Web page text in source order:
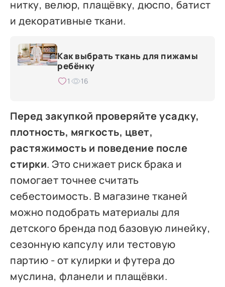
нитку, велюр, плащёвку, дюспо, батист
и декоративные ткани.
Как выбрать ткань для пижамы
ребёнку
1 16
Перед закупкой проверяйте усадку,
плотность, мягкость, цвет,
растяжимость и поведение после
стирки. Это снижает риск брака и
помогает точнее считать
себестоимость. В магазине тканей
можно подобрать материалы для
детского бренда под базовую линейку,
сезонную капсулу или тестовую
партию - от кулирки и футера до
муслина, фланели и плащёвки.